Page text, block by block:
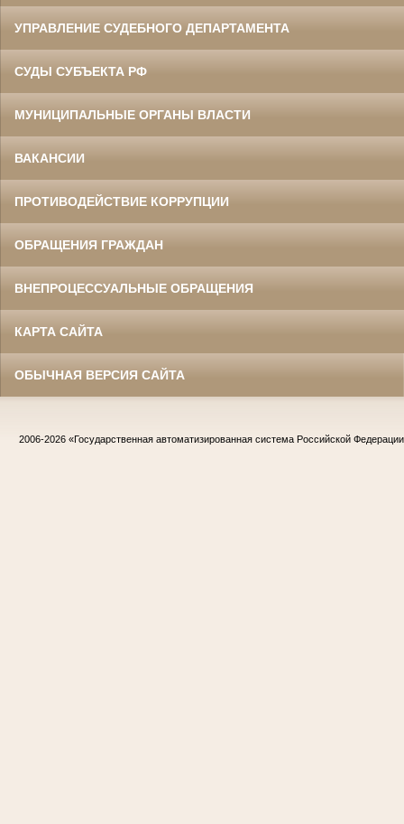
УПРАВЛЕНИЕ СУДЕБНОГО ДЕПАРТАМЕНТА
СУДЫ СУБЪЕКТА РФ
МУНИЦИПАЛЬНЫЕ ОРГАНЫ ВЛАСТИ
ВАКАНСИИ
ПРОТИВОДЕЙСТВИЕ КОРРУПЦИИ
ОБРАЩЕНИЯ ГРАЖДАН
ВНЕПРОЦЕССУАЛЬНЫЕ ОБРАЩЕНИЯ
КАРТА САЙТА
ОБЫЧНАЯ ВЕРСИЯ САЙТА
2006-2026 «Государственная автоматизированная система Российской